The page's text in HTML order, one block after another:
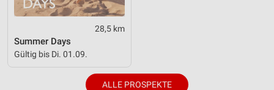
28,5 km
Summer Days
Gültig bis Di. 01.09.
ALLE PROSPEKTE